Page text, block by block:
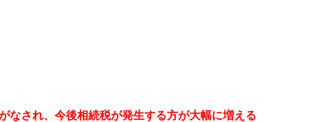
なされ、今後相続税が発生する方が大幅に増える